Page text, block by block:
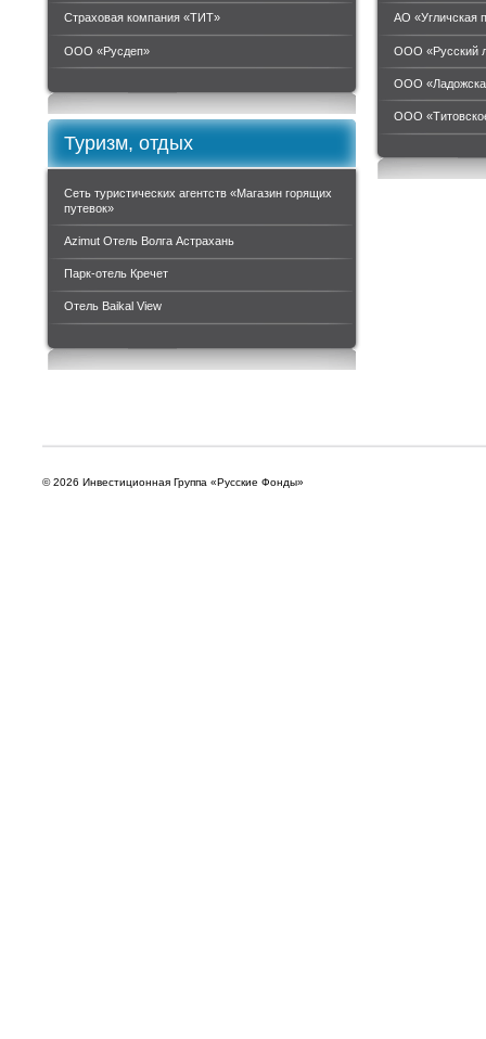
Страховая компания «ТИТ»
ООО «Руcдеп»
АО «Угличская
ООО «Русский
ООО
ООО
Туризм, отдых
Сеть туристических агентств «Магазин горящих
путевок»
Azimut Отель Волга Астрахань
Парк-отель Кречет
Отель Baikal View
© 2026 Инвестиционная Группа «Русские Фонды»